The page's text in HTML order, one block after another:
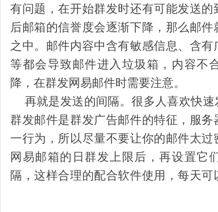
有问题，在开始群发时还有可能发送
后邮箱的信誉度会逐渐下降，那么邮
之中。邮件内容中含有敏感信息、含
等都会导致邮件进入垃圾箱，内容不
降，在群发网易邮件时需要注意。
再就是发送的间隔。很多人喜欢快速
群发邮件是群发广告邮件的特征，服
一行为，所以尽量不要让你的邮件太
网易邮箱的日群发上限后，再设置它
隔，这样合理的配合软件使用，每天